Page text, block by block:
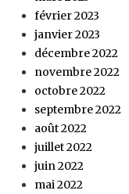
février 2023
janvier 2023
décembre 2022
novembre 2022
octobre 2022
septembre 2022
août 2022
juillet 2022
juin 2022
mai 2022